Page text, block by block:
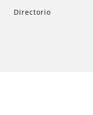
Directorio